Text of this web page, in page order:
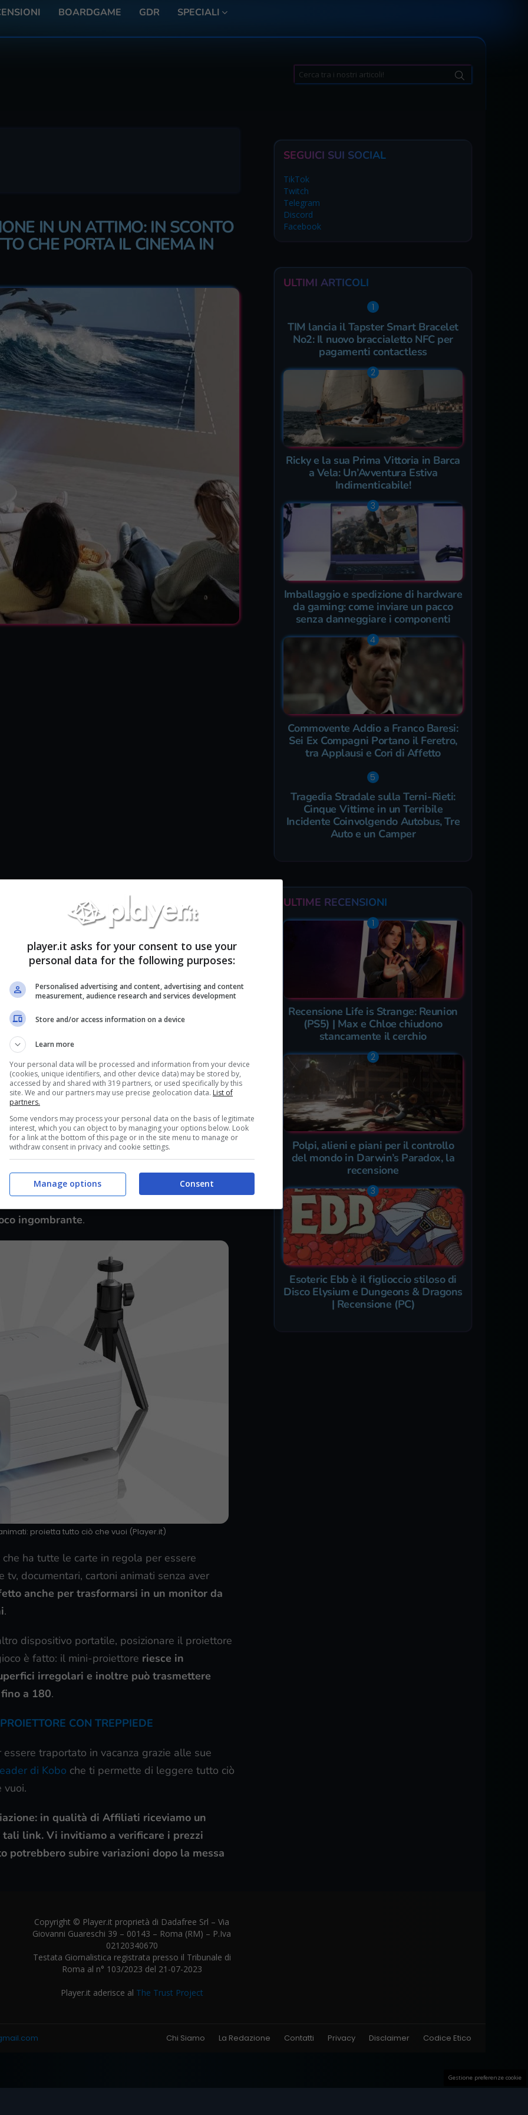
BOARDGAME GDR SPECIALI
Search
for:
IN UN ATTIMO: IN SCONTO
CHE PORTA IL CINEMA IN
salotto in una sala cinema può essere una
è possibile farlo in men che non si dica
fare un salto su Amazon.
sono presenti numerosi prodotti che
e uno di questi è sicuramente
da acquistare soprattutto in questi giorni
un coupon per risparmiare un ulteriore 5%
per portare il cinema a casa tua
in vista del Prime Day 2025, il periodo delle
all’11 luglio e se sei cliente Amazon Prime
a numerosi vantaggi e sconti esclusivi.
animati: proietta tutto ciò che vuoi
la qualità dello schermo di un cinema, ma
riuscissero a farlo sarebbero troppo
a raggiungere una risoluzione eccelsa fino
ingombrante.
proietta tutto ciò che vuoi (Player.it)
ha tutte le carte in regola per essere
tv, documentari, cartoni animati senza aver
anche per trasformarsi in un monitor da
.
dispositivo portatile, posizionare il proiettore
è fatto: il mini-proiettore riesce in
irregolari e inoltre può trasmettere
a 180.
CON TREPPIEDE
traportato in vacanza grazie alle sue
di Kobo che ti permette di leggere tutto ciò
vuoi.
in qualità di Affiliati riceviamo un
link. Vi invitiamo a verificare i prezzi
subire variazioni dopo la messa
SEGUICI SUI SOCIAL
TikTok
Twitch
Telegram
Discord
Facebook
ULTIMI ARTICOLI
TIM lancia il Tapster Smart Bracelet
No2: Il nuovo braccialetto NFC per
pagamenti contactless
Ricky e la sua Prima Vittoria in Barca
a Vela: Un’Avventura Estiva
Indimenticabile!
Imballaggio e spedizione di hardware
da gaming: come inviare un pacco
senza danneggiare i componenti
Commovente Addio a Franco Baresi:
Sei Ex Compagni Portano il Feretro,
tra Applausi e Cori di Affetto
Tragedia Stradale sulla Terni-Rieti:
Cinque Vittime in un Terribile
Incidente Coinvolgendo Autobus, Tre
Auto e un Camper
ULTIME RECENSIONI
Recensione Life is Strange: Reunion
(PS5) | Max e Chloe chiudono
stancamente il cerchio
Polpi, alieni e piani per il controllo
del mondo in Darwin’s Paradox, la
recensione
Esoteric Ebb è il figlioccio stiloso di
Disco Elysium e Dungeons & Dragons
| Recensione (PC)
Copyright © Player.it proprietà di Dadafree Srl – Via
Giovanni Guareschi 39 – 00143 – Roma (RM) – P.Iva
02120340670
Testata Giornalistica registrata presso il Tribunale di
Roma al n° 103/2023 del 21-07-2023
Player.it aderisce al The Trust Project
Chi Siamo La Redazione Contatti Privacy Disclaimer Codice Etico
Gestione preferenze cookie
player.it asks for your consent to use your
personal data for the following purposes:
Personalised advertising and content, advertising and content
measurement, audience research and services development
Store and/or access information on a device
Learn more
Your personal data will be processed and information from your device
(cookies, unique identifiers, and other device data) may be stored by,
accessed by and shared with 319 partners, or used specifically by this
site. We and our partners may use precise geolocation data. List of
partners.
Some vendors may process your personal data on the basis of legitimate
interest, which you can object to by managing your options below. Look
for a link at the bottom of this page or in the site menu to manage or
withdraw consent in privacy and cookie settings.
Consent
Manage options